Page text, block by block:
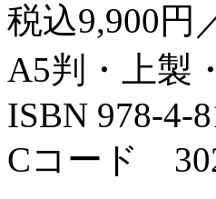
税込9,900円
A5判・上製
ISBN 978-4-
Cコード